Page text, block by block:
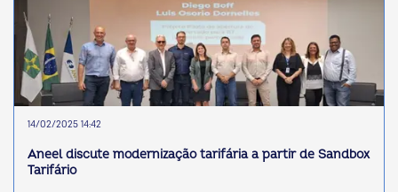
14/02/2025 14:42
Aneel discute modernização tarifária a partir de Sandbox
Tarifário